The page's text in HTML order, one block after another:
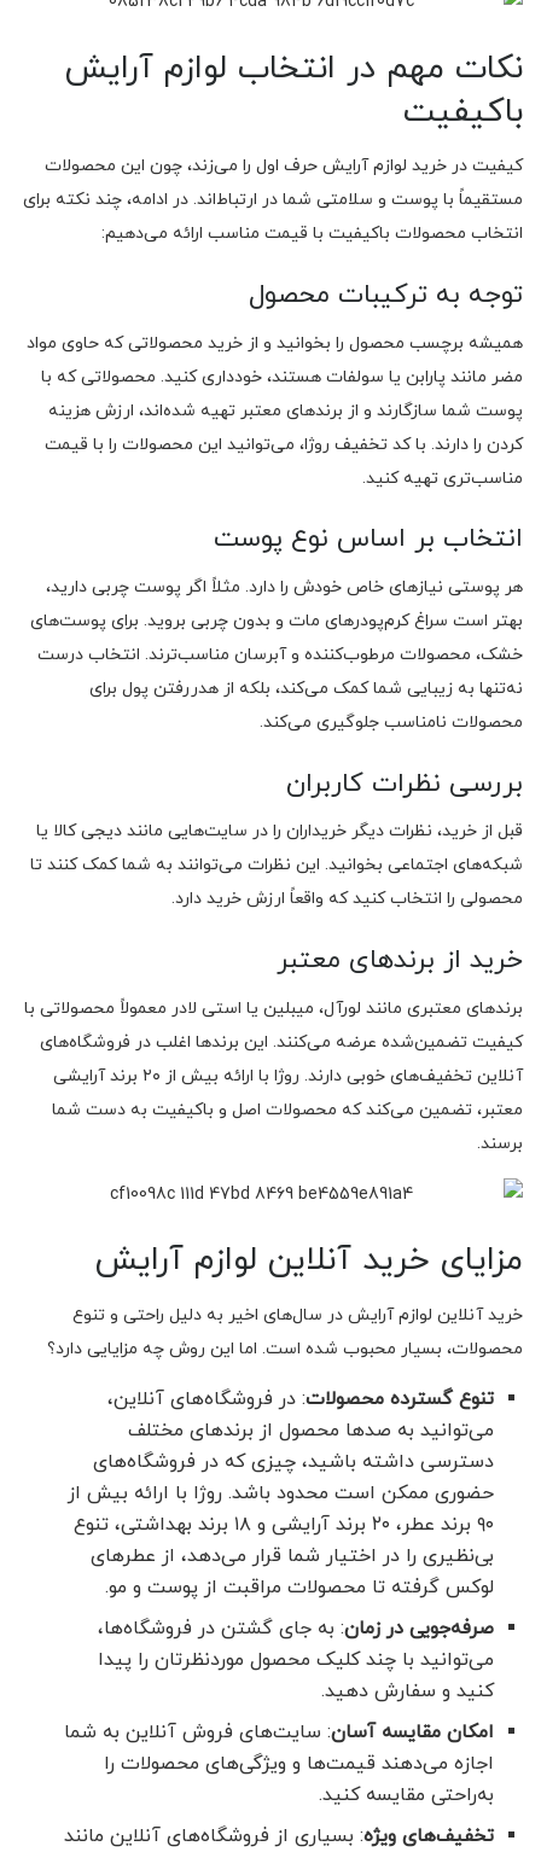
نکات مهم در انتخاب لوازم آرایش
باکیفیت
کیفیت در خرید لوازم آرایش حرف اول را می‌زند، چون این محصولات
مستقیماً با پوست و سلامتی شما در ارتباط‌اند. در ادامه، چند نکته برای
انتخاب محصولات باکیفیت با قیمت مناسب ارائه می‌دهیم:
توجه به ترکیبات محصول
همیشه برچسب محصول را بخوانید و از خرید محصولاتی که حاوی مواد
مضر مانند پارابن یا سولفات هستند، خودداری کنید. محصولاتی که با
پوست شما سازگارند و از برندهای معتبر تهیه شده‌اند، ارزش هزینه
کردن را دارند. با کد تخفیف روژا، می‌توانید این محصولات را با قیمت
مناسب‌تری تهیه کنید.
انتخاب بر اساس نوع پوست
هر پوستی نیازهای خاص خودش را دارد. مثلاً اگر پوست چربی دارید،
بهتر است سراغ کرم‌پودرهای مات و بدون چربی بروید. برای پوست‌های
خشک، محصولات مرطوب‌کننده و آبرسان مناسب‌ترند. انتخاب درست
نه‌تنها به زیبایی شما کمک می‌کند، بلکه از هدررفتن پول برای
محصولات نامناسب جلوگیری می‌کند.
بررسی نظرات کاربران
قبل از خرید، نظرات دیگر خریداران را در سایت‌هایی مانند دیجی کالا یا
شبکه‌های اجتماعی بخوانید. این نظرات می‌توانند به شما کمک کنند تا
محصولی را انتخاب کنید که واقعاً ارزش خرید دارد.
خرید از برندهای معتبر
برندهای معتبری مانند لورآل، میبلین یا استی لادر معمولاً محصولاتی با
کیفیت تضمین‌شده عرضه می‌کنند. این برندها اغلب در فروشگاه‌های
آنلاین تخفیف‌های خوبی دارند. روژا با ارائه بیش از ۲۰ برند آرایشی
معتبر، تضمین می‌کند که محصولات اصل و باکیفیت به دست شما
برسند.
مزایای خرید آنلاین لوازم آرایش
خرید آنلاین لوازم آرایش در سال‌های اخیر به دلیل راحتی و تنوع
محصولات، بسیار محبوب شده است. اما این روش چه مزایایی دارد؟
تنوع گسترده محصولات: در فروشگاه‌های آنلاین،
می‌توانید به صدها محصول از برندهای مختلف
دسترسی داشته باشید، چیزی که در فروشگاه‌های
حضوری ممکن است محدود باشد. روژا با ارائه بیش از
۹۰ برند عطر، ۲۰ برند آرایشی و ۱۸ برند بهداشتی، تنوع
بی‌نظیری را در اختیار شما قرار می‌دهد، از عطرهای
لوکس گرفته تا محصولات مراقبت از پوست و مو.
صرفه‌جویی در زمان: به جای گشتن در فروشگاه‌ها،
می‌توانید با چند کلیک محصول موردنظرتان را پیدا
کنید و سفارش دهید.
امکان مقایسه آسان: ‌سایت‌های فروش آنلاین به شما
اجازه می‌دهند قیمت‌ها و ویژگی‌های محصولات را
به‌راحتی مقایسه کنید.
تخفیف‌های ویژه: بسیاری از فروشگاه‌های آنلاین مانند